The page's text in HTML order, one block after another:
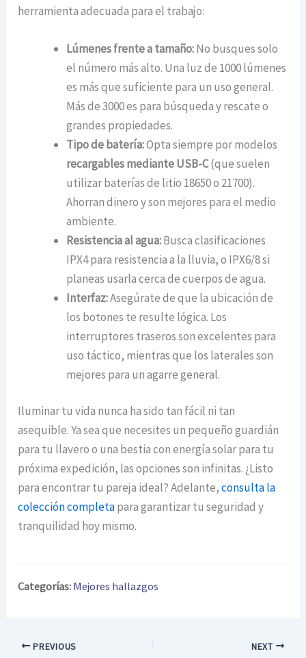
herramienta adecuada para el trabajo:
Lúmenes frente a tamaño:No busques solo
el número más alto. Una luz de 1000 lúmenes
es más que suficiente para un uso general.
Más de 3000 es para búsqueda y rescate o
grandes propiedades.
Tipo de batería:Opta siempre por modelos
recargables mediante USB-C(que suelen
utilizar baterías de litio 18650 o 21700).
Ahorran dinero y son mejores para el medio
ambiente.
Resistencia al agua:Busca clasificaciones
IPX4 para resistencia a la lluvia, o IPX6/8 si
planeas usarla cerca de cuerpos de agua.
Interfaz:Asegúrate de que la ubicación de
los botones te resulte lógica. Los
interruptores traseros son excelentes para
uso táctico, mientras que los laterales son
mejores para un agarre general.
Iluminar tu vida nunca ha sido tan fácil ni tan
asequible. Ya sea que necesites un pequeño guardián
para tu llavero o una bestia con energía solar para tu
próxima expedición, las opciones son infinitas. ¿Listo
para encontrar tu pareja ideal? Adelante,consulta la
colección completapara garantizar tu seguridad y
tranquilidad hoy mismo.
Categorías: Mejores hallazgos
PREVIOUS NEXT